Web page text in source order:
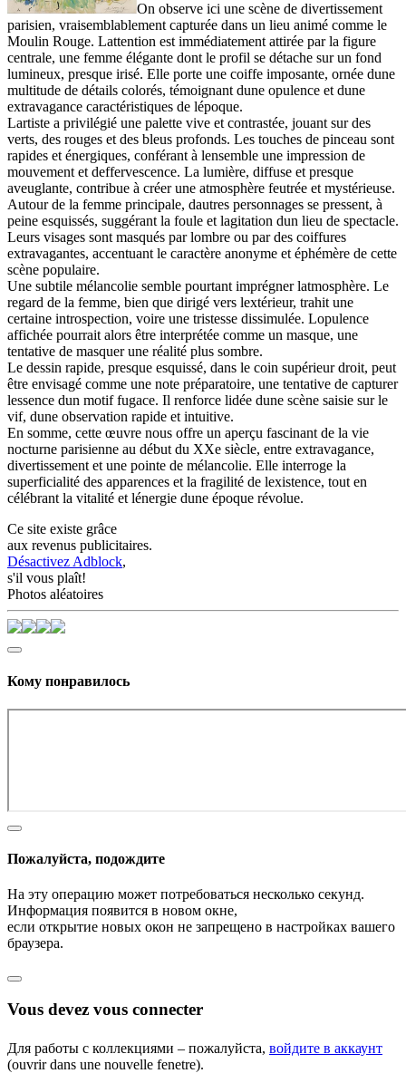
On observe ici une scène de divertissement
parisien, vraisemblablement capturée dans un lieu animé comme le
Moulin Rouge. Lattention est immédiatement attirée par la figure
centrale, une femme élégante dont le profil se détache sur un fond
lumineux, presque irisé. Elle porte une coiffe imposante, ornée dune
multitude de détails colorés, témoignant dune opulence et dune
extravagance caractéristiques de lépoque.
Lartiste a privilégié une palette vive et contrastée, jouant sur des
verts, des rouges et des bleus profonds. Les touches de pinceau sont
rapides et énergiques, conférant à lensemble une impression de
mouvement et deffervescence. La lumière, diffuse et presque
aveuglante, contribue à créer une atmosphère feutrée et mystérieuse.
Autour de la femme principale, dautres personnages se pressent, à
peine esquissés, suggérant la foule et lagitation dun lieu de spectacle.
Leurs visages sont masqués par lombre ou par des coiffures
extravagantes, accentuant le caractère anonyme et éphémère de cette
scène populaire.
Une subtile mélancolie semble pourtant imprégner latmosphère. Le
regard de la femme, bien que dirigé vers lextérieur, trahit une
certaine introspection, voire une tristesse dissimulée. Lopulence
affichée pourrait alors être interprétée comme un masque, une
tentative de masquer une réalité plus sombre.
Le dessin rapide, presque esquissé, dans le coin supérieur droit, peut
être envisagé comme une note préparatoire, une tentative de capturer
lessence dun motif fugace. Il renforce lidée dune scène saisie sur le
vif, dune observation rapide et intuitive.
En somme, cette œuvre nous offre un aperçu fascinant de la vie
nocturne parisienne au début du XXe siècle, entre extravagance,
divertissement et une pointe de mélancolie. Elle interroge la
superficialité des apparences et la fragilité de lexistence, tout en
célébrant la vitalité et lénergie dune époque révolue.
Ce site existe grâce
aux revenus publicitaires.
Désactivez Adblock,
s'il vous plaît!
Photos aléatoires
Кому понравилось
Пожалуйста, подождите
На эту операцию может потребоваться несколько секунд.
Информация появится в новом окне,
если открытие новых окон не запрещено в настройках вашего
браузера.
Vous devez vous connecter
Для работы с коллекциями – пожалуйста, войдите в аккаунт
(ouvrir dans une nouvelle fenetre).